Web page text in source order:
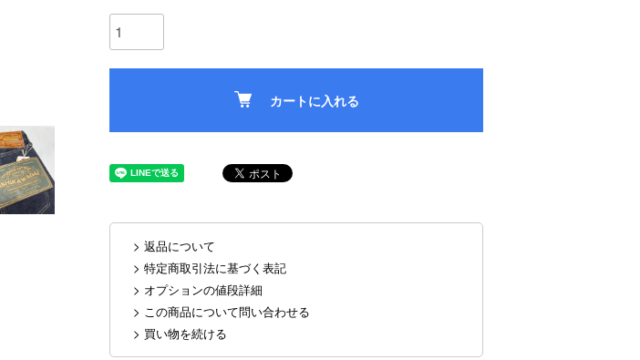
カートに入れる
> 返品について
> 特定商取引法に基づく表記
> オプションの値段詳細
> この商品について問い合わせる
> 買い物を続ける